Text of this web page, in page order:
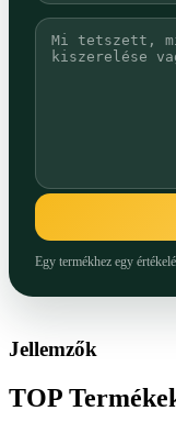
Egy termékhez egy
Jellemzők
TOP